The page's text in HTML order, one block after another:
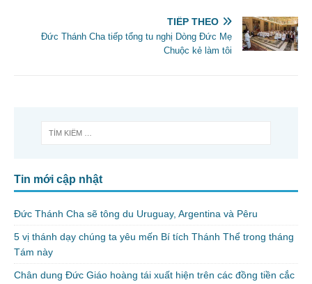
TIẾP THEO
Đức Thánh Cha tiếp tổng tu nghị Dòng Đức Mẹ
Chuộc kẻ làm tôi
Tin mới cập nhật
Đức Thánh Cha sẽ tông du Uruguay, Argentina và Pêru
5 vị thánh dạy chúng ta yêu mến Bí tích Thánh Thể trong tháng
Tám này
Chân dung Đức Giáo hoàng tái xuất hiện trên các đồng tiền cắc